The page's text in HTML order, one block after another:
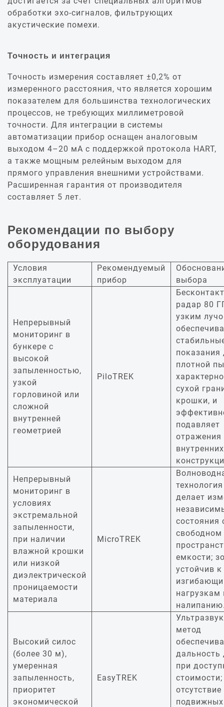
обработки эхо-сигналов, фильтрующих
акустические помехи.
Точность и интеграция
Точность измерения составляет ±0,2% от
измеренного расстояния, что является хорошим
показателем для большинства технологических
процессов, не требующих миллиметровой
точности. Для интеграции в системы
автоматизации прибор оснащен аналоговым
выходом 4–20 мА с поддержкой протокола HART,
а также мощным релейным выходом для
прямого управления внешними устройствами.
Расширенная гарантия от производителя
составляет 5 лет.
Рекомендации по выбору
оборудования
Условия
эксплуатации
Рекомендуемый
прибор
выбора
Непрерывный
мониторинг в
бункере с
высокой
запыленностью,
узкой
горловиной или
сложной
внутренней
геометрией
PiloTREK
радар 80
узким
показания
плотной
сухой
крошки, и
подавляет
отражения
внутренних
Непрерывный
мониторинг в
условиях
экстремальной
запыленности,
при наличии
влажной крошки
или низкой
диэлектрической
проницаемости
материала
MicroTREK
делает
состояния
свободном
емкости;
устойчив к
нагрузкам
Высокий силос
(более 30 м),
умеренная
запыленность,
приоритет
экономической
EasyTREK
метод
при
стоимости;
отсутствие
подвижных